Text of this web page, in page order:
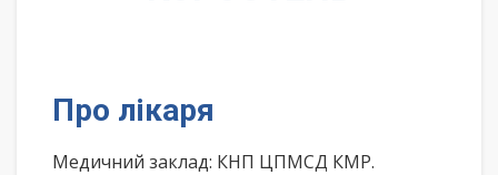
Про лікаря
Медичний заклад: КНП ЦПМСД КМР.